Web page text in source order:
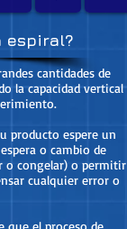
espiral?
cantidades de
la capacidad vertical
producto espere un
o cambio de
o congelar) o permitir
cualquier error o
que el proceso de